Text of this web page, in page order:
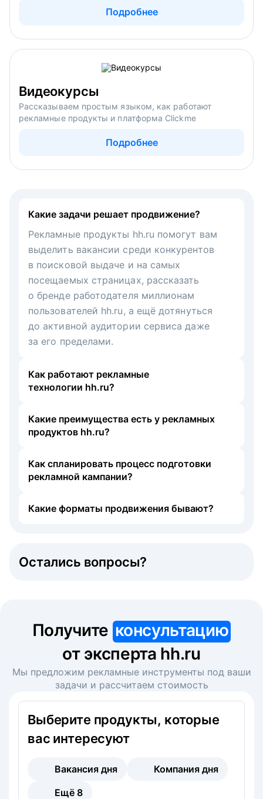
Подробнее
Видеокурсы
Рассказываем простым языком, как работают
рекламные продукты и платформа Clickme
Подробнее
Какие задачи решает продвижение?
Рекламные продукты hh.ru помогут вам
выделить вакансии среди конкурентов
в поисковой выдаче и на самых
посещаемых страницах, рассказать
о бренде работодателя миллионам
пользователей hh.ru, а ещё дотянуться
до активной аудитории сервиса даже
за его пределами.
Как работают рекламные
технологии hh.ru?
Какие преимущества есть у рекламных
продуктов hh.ru?
Как спланировать процесс подготовки
рекламной кампании?
Какие форматы продвижения бывают?
Остались вопросы?
Получите консультацию
от эксперта hh.ru
Мы предложим рекламные инструменты под ваши
задачи и рассчитаем стоимость
Выберите продукты, которые
вас интересуют
Вакансия дня
Компания дня
Ещё 8